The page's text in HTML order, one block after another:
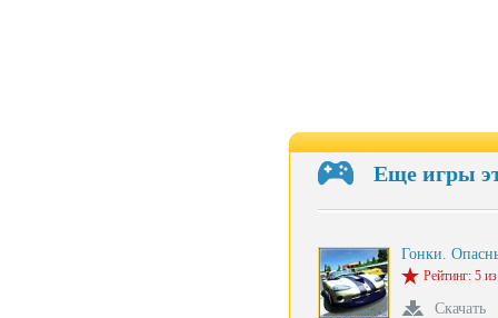
Еще игры
Гонки.
Рейтинг: 5
Скачать